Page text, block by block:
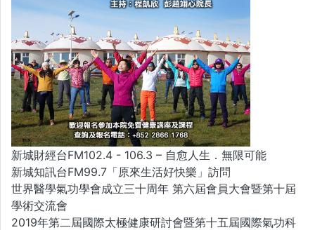
新城財經台FM102.4 - 106.3 – 自愈人生．無限可能
新城知訊台FM99.7「原來生活好快樂」訪問
世界醫學氣功學會成立三十周年 第六屆會員大會暨第十屆
學術交流會
2019年第二屆國際太極健康研討會暨第十五屆國際氣功科